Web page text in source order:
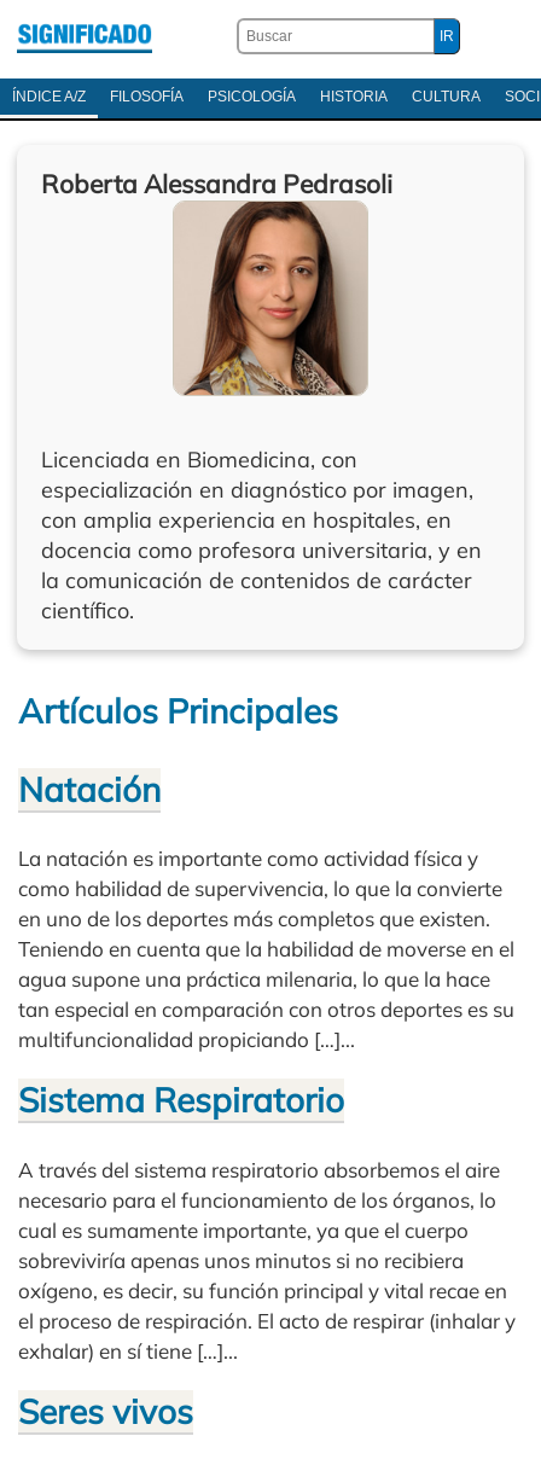
ÍNDICE A/Z FILOSOFÍA PSICOLOGÍA HISTORIA CULTURA
Roberta Alessandra Pedrasoli
Licenciada en Biomedicina, con
especialización en diagnóstico por imagen,
con amplia experiencia en hospitales, en
docencia como profesora universitaria, y en
la comunicación de contenidos de carácter
científico.
Artículos Principales
Natación
La natación es importante como actividad física y
como habilidad de supervivencia, lo que la convierte
en uno de los deportes más completos que existen.
Teniendo en cuenta que la habilidad de moverse en el
agua supone una práctica milenaria, lo que la hace
tan especial en comparación con otros deportes es su
multifuncionalidad propiciando […]...
Sistema Respiratorio
A través del sistema respiratorio absorbemos el aire
necesario para el funcionamiento de los órganos, lo
cual es sumamente importante, ya que el cuerpo
sobreviviría apenas unos minutos si no recibiera
oxígeno, es decir, su función principal y vital recae en
el proceso de respiración. El acto de respirar (inhalar y
exhalar) en sí tiene […]...
Seres vivos